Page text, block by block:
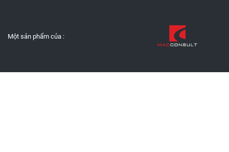
Một sản phẩm của :